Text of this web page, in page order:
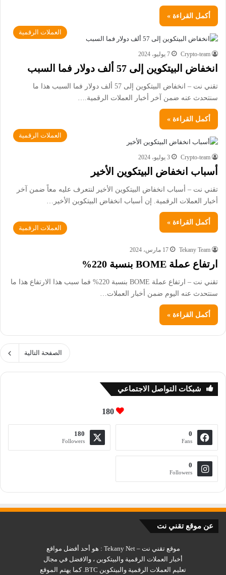
أكمل القراءة »
العملات الرقمية
Crypto-team 7 يوليو، 2024
انخفاض البيتكوين إلى 57 ألف دولار فما السبب
تقني نت – انخفاض البيتكوين إلى 57 ألف دولار فما السبب هذا ما
سنتحدث عنه ضمن آخر أخبار العملات الرقمية.…
أكمل القراءة »
العملات الرقمية
Crypto-team 3 يوليو، 2024
أسباب انخفاض البيتكوين الأخير
تقني نت – أسباب انخفاض البيتكوين الأخير لنتعرف عليه معاً ضمن آخر
أخبار العملات الرقمية. إن أسباب انخفاض البيتكوين الأخير…
أكمل القراءة »
العملات الرقمية
Tekany Team 17 مارس، 2024
ارتفاع عملة BOME بنسبة 220%
تقني نت – ارتفاع عملة BOME بنسبة 220% فما سبب هذا الارتفاع هذا ما
سنتحدث عنه اليوم ضمن أخبار العملات…
أكمل القراءة »
الصفحة التالية
شبكات التواصل الاجتماعي
180
0
Fans
180
Followers
0
Followers
عن موقع تقني نت
موقع تقني نت – Tekany Net : هو أحد أفضل مواقع
أخبار العملات الرقمية والبيتكوين ، والافضل في مجال
تعليم العملات الرقمية والبيتكوين BTC. كما يهتم الموقع